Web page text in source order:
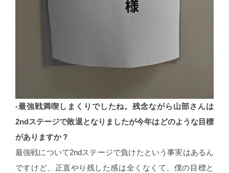
-最強戦満喫しまくりでしたね。残念ながら山部さんは
2ndステージで敗退となりましたが今年はどのような目標
がありますか？
最強戦について2ndステージで負けたという事実はあるん
ですけど、正直やり残した感は全くなくて、僕の目標と